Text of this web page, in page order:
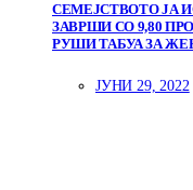
СЕМЕЈСТВОТО ЈА
ЗАВРШИ СО 9,80
РУШИ ТАБУА ЗА
ЈУНИ 29, 2022